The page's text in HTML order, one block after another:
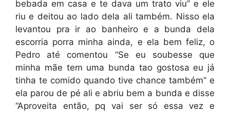
bebada em casa e te dava um trato viu” e ele
riu e deitou ao lado dela ali também. Nisso ela
levantou pra ir ao banheiro e a bunda dela
escorria porra minha ainda, e ela bem feliz, o
Pedro até comentou “Se eu soubesse que
minha mãe tem uma bunda tao gostosa eu já
tinha te comido quando tive chance também” e
ela parou de pé ali e abriu bem a bunda e disse
“Aproveita então, pq vai ser só essa vez e